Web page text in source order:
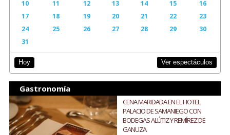
10
11 12 13 14 15
16
17
18 19 20 21 22
23
24
25 26 27 28 29
30
31
Hoy Ver espectáculos
Gastronomía
CENA MARIDADA EN EL HOTEL
PALACIO DE SAMANIEGO CON
BODEGAS ALÚTIZ Y REMÍREZ DE
GANUZA